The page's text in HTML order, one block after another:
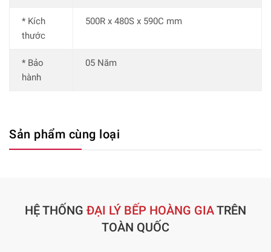
* Kích
thước
500R x 480S x 590C mm
* Bảo
hành
05 Năm
Sản phẩm cùng loại
HỆ THỐNG ĐẠI LÝ BẾP HOÀNG GIATRÊN
TOÀN QUỐC